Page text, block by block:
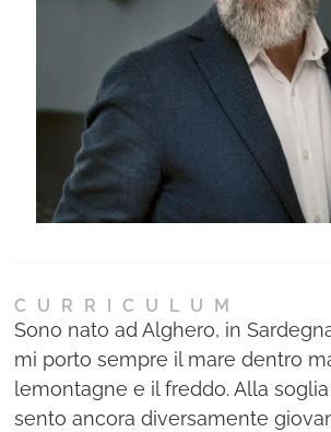
CURRICULUM
Sono nato ad Alghero, in
mi porto sempre il mare dentro
lemontagne e il freddo. Alla
sento ancora diversamente